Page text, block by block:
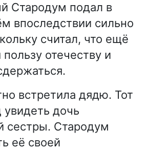
Стародум подал в
впоследствии сильно
считал, что ещё
отечеству и
встретила дядю. Тот
дочь
сестры. Стародум
её своей